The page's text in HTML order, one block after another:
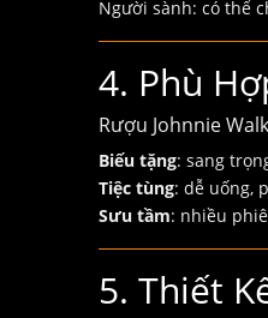
Người sành: có thể
4. Phù
Rượu Johnnie
Biếu tặng: sang
Tiệc tùng: dễ uống,
Sưu tầm: nhiều
5. Thiết